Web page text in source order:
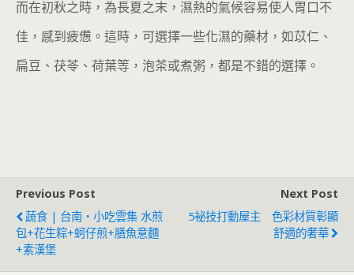
而在初秋之時，為長夏之末，濕熱的氣候容易使人胃口不
佳，感到疲憊。這時，可選擇一些化濕的藥材，如苡仁、
扁豆、茯苓、荷葉等，泡茶或煮粥，都是不錯的選擇。
Previous Post
蔬食 | 台南‧小吃雲集 水煎
包+花生粽+蚵仔煎+膳魚意麵
+素漢堡
Next Post
5祕技打動屋主 色彩材質彰顯
舒適的奢華